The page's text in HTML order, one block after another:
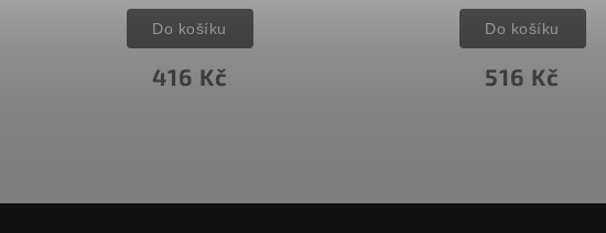
416 Kč
Do košíku
516 Kč
Do košíku